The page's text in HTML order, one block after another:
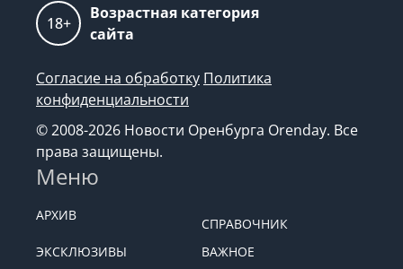
18+
Возрастная категория
сайта
Согласие на обработку Политика
конфиденциальности
© 2008-2026 Новости Оренбурга Orenday. Все
права защищены.
Меню
АРХИВ
СПРАВОЧНИК
ЭКСКЛЮЗИВЫ
ВАЖНОЕ